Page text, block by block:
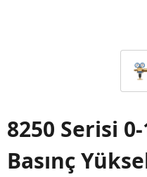
8250 Serisi
Basınç